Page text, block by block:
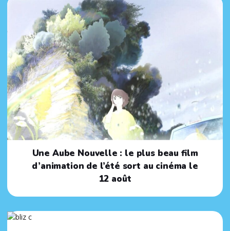
Une Aube Nouvelle : le plus beau film
d’animation de l’été sort au cinéma le
12 août